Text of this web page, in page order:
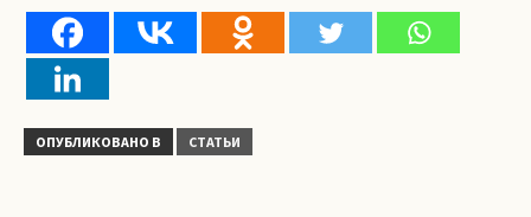
ОПУБЛИКОВАНО В СТАТЬИ